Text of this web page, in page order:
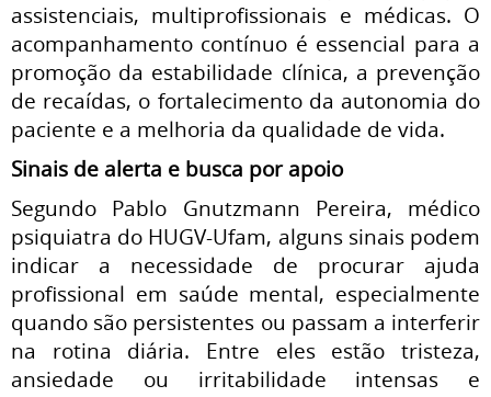
assistenciais, multiprofissionais e médicas. O
acompanhamento contínuo é essencial para a
promoção da estabilidade clínica, a prevenção
de recaídas, o fortalecimento da autonomia do
paciente e a melhoria da qualidade de vida.
Sinais de alerta e busca por apoio
Segundo Pablo Gnutzmann Pereira, médico
psiquiatra do HUGV-Ufam, alguns sinais podem
indicar a necessidade de procurar ajuda
profissional em saúde mental, especialmente
quando são persistentes ou passam a interferir
na rotina diária. Entre eles estão tristeza,
ansiedade ou irritabilidade intensas e